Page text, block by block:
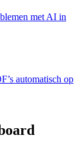
met AI in
automatisch op